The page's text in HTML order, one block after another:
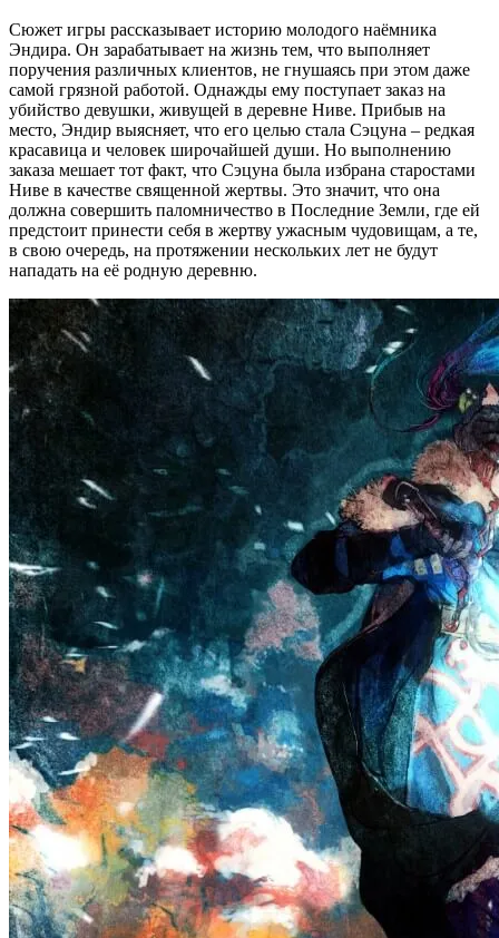
Сюжет игры рассказывает историю молодого наёмника
Эндира. Он зарабатывает на жизнь тем, что выполняет
поручения различных клиентов, не гнушаясь при этом даже
самой грязной работой. Однажды ему поступает заказ на
убийство девушки, живущей в деревне Ниве. Прибыв на
место, Эндир выясняет, что его целью стала Сэцуна – редкая
красавица и человек широчайшей души. Но выполнению
заказа мешает тот факт, что Сэцуна была избрана старостами
Ниве в качестве священной жертвы. Это значит, что она
должна совершить паломничество в Последние Земли, где ей
предстоит принести себя в жертву ужасным чудовищам, а те,
в свою очередь, на протяжении нескольких лет не будут
нападать на её родную деревню.